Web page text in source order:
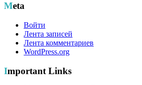
Meta
Войти
Лента записей
Лента комментариев
WordPress.org
Important Links